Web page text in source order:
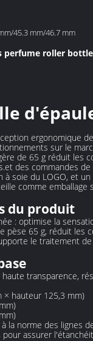
45.3 mm/46.7 mm
perfume roller
ergonomique
sur le
de 65 g réduit les
des commandes
à soie du LOGO, et
comme
du produit
: optimise la
pèse 65 g, réduit les
le traitement
haute transparence,
× hauteur 125,3 mm)
la norme des lignes
pour assurer